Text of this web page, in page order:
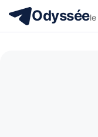
Odysséele